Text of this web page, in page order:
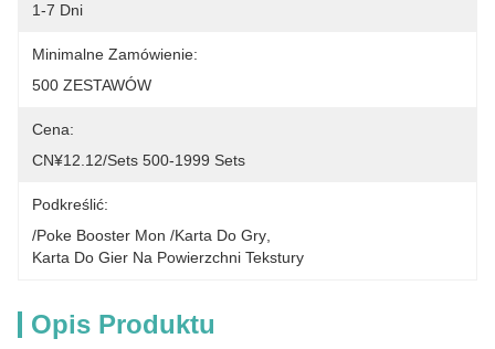
1-7 Dni
Minimalne Zamówienie:
500 ZESTAWÓW
Cena:
CN¥12.12/sets 500-1999 Sets
Podkreślić:
/Poke Booster Mon /Karta Do Gry
Karta Do Gier Na Powierzchni Tekstury
Opis Produktu